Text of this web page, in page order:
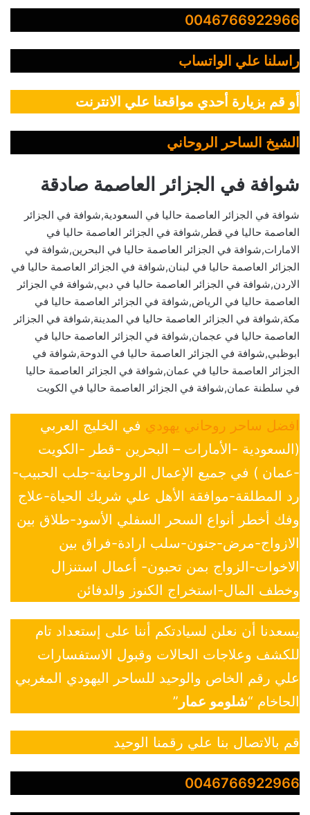
0046766922966
راسلنا علي الواتساب
أو قم بزيارة أحدي مواقعنا علي الانترنت
الشيخ الساحر الروحاني
شوافة في الجزائر العاصمة صادقة
شوافة في الجزائر العاصمة حاليا في السعودية,شوافة في الجزائر
العاصمة حاليا في قطر,شوافة في الجزائر العاصمة حاليا في
الامارات,شوافة في الجزائر العاصمة حاليا في البحرين,شوافة في
الجزائر العاصمة حاليا في لبنان,شوافة في الجزائر العاصمة حاليا في
الاردن,شوافة في الجزائر العاصمة حاليا في دبي,شوافة في الجزائر
العاصمة حاليا في الرياض,شوافة في الجزائر العاصمة حاليا في
مكة,شوافة في الجزائر العاصمة حاليا في المدينة,شوافة في الجزائر
العاصمة حاليا في عجمان,شوافة في الجزائر العاصمة حاليا في
ابوظبي,شوافة في الجزائر العاصمة حاليا في الدوحة,شوافة في
الجزائر العاصمة حاليا في عمان,شوافة في الجزائر العاصمة حاليا
في سلطنة عمان,شوافة في الجزائر العاصمة حاليا في الكويت
افضل ساحر روحاني يهودي في الخليج العربي
(السعودية -الأمارات – البحرين -قطر -الكويت
-عمان ) في جميع الإعمال الروحانية-جلب الحبيب-
رد المطلقة-موافقة الأهل علي شريك الحياة-علاج
وفك أخطر أنواع السحر السفلي الأسود-طلاق بين
الازواج-مرض-جنون-سلب ارادة-فراق بين
الاخوات-الزواج بمن تحبون- أعمال استنزال
وخطف المال-استخراج الكنوز والدفائن
يسعدنا أن نعلن لسيادتكم أننا على إستعداد تام
للكشف وعلاجات الحالات وقبول الاستفسارات
علي رقم الخاص والوحيد للساحر اليهودي المغربي
الحاخام “شلومو عمار ”
قم بالاتصال بنا علي رقمنا الوحيد
0046766922966